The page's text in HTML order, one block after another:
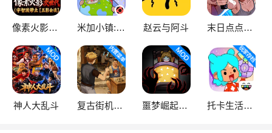
像素火影次世代 米加小镇:世界 赵云与阿斗 末日点点（辅助菜单）
神人大乱斗 复古街机大亨 噩梦崛起：生存 托卡生活：世界